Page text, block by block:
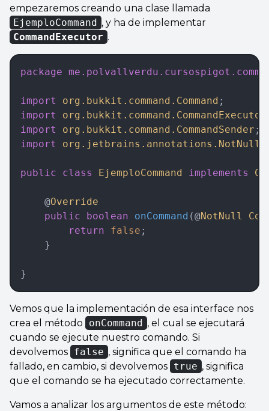
empezaremos creando una clase llamada
EjemploCommand , y ha de implementar
CommandExecutor .
package
import org.bukkit.command.Command ;
import
org.bukkit.command.CommandExecutor
import
org.bukkit.command.CommandSender ;
import
org.jetbrains.annotations.NotNull
public class EjemploCommand implements
    @
Override
    public
boolean onCommand (@NotNull
        return
false ;
    }
}
Vemos que la implementación de esa interface nos
crea el método
onCommand , el cual se ejecutará
cuando se ejecute nuestro comando. Si
devolvemos false , significa que el comando ha
fallado, en cambio, si devolvemos true , significa
que el comando se ha ejecutado correctamente.
Vamos a analizar los argumentos de este método: